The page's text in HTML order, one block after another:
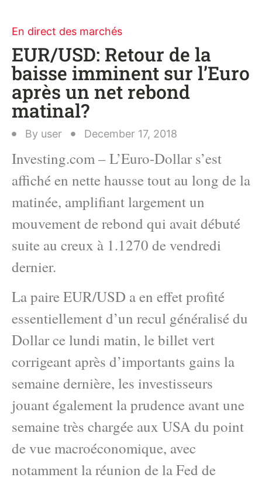
En direct des marchés
EUR/USD: Retour de la
baisse imminent sur l’Euro
après un net rebond
matinal?
By user December 17, 2018
Investing.com – L’Euro-Dollar s’est
affiché en nette hausse tout au long de la
matinée, amplifiant largement un
mouvement de rebond qui avait débuté
suite au creux à 1.1270 de vendredi
dernier.
La paire EUR/USD a en effet profité
essentiellement d’un recul généralisé du
Dollar ce lundi matin, le billet vert
corrigeant après d’importants gains la
semaine dernière, les investisseurs
jouant également la prudence avant une
semaine très chargée aux USA du point
de vue macroéconomique, avec
notamment la réunion de la Fed de